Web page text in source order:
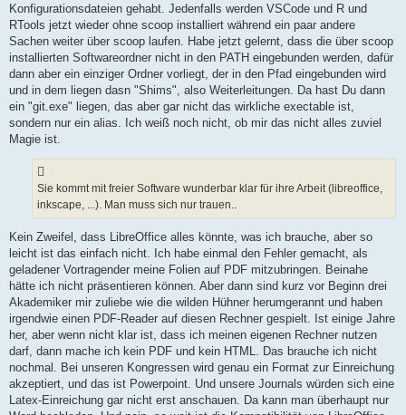
Konfigurationsdateien gehabt. Jedenfalls werden VSCode und R und
RTools jetzt wieder ohne scoop installiert während ein paar andere
Sachen weiter über scoop laufen. Habe jetzt gelernt, dass die über scoop
installierten Softwareordner nicht in den PATH eingebunden werden, dafür
dann aber ein einziger Ordner vorliegt, der in den Pfad eingebunden wird
und in dem liegen dasn "Shims", also Weiterleitungen. Da hast Du dann
ein "git.exe" liegen, das aber gar nicht das wirkliche exectable ist,
sondern nur ein alias. Ich weiß noch nicht, ob mir das nicht alles zuviel
Magie ist.
Sie kommt mit freier Software wunderbar klar für ihre Arbeit (libreoffice,
inkscape, ...). Man muss sich nur trauen..
Kein Zweifel, dass LibreOffice alles könnte, was ich brauche, aber so
leicht ist das einfach nicht. Ich habe einmal den Fehler gemacht, als
geladener Vortragender meine Folien auf PDF mitzubringen. Beinahe
hätte ich nicht präsentieren können. Aber dann sind kurz vor Beginn drei
Akademiker mir zuliebe wie die wilden Hühner herumgerannt und haben
irgendwie einen PDF-Reader auf diesen Rechner gespielt. Ist einige Jahre
her, aber wenn nicht klar ist, dass ich meinen eigenen Rechner nutzen
darf, dann mache ich kein PDF und kein HTML. Das brauche ich nicht
nochmal. Bei unseren Kongressen wird genau ein Format zur Einreichung
akzeptiert, und das ist Powerpoint. Und unsere Journals würden sich eine
Latex-Einreichung gar nicht erst anschauen. Da kann man überhaupt nur